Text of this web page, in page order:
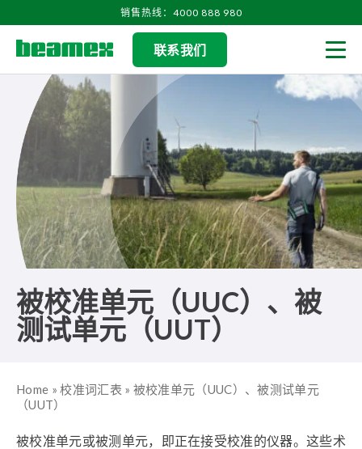
销售热线：4000 888 980
联系我们
被校准单元（UUC）、被
测试单元（UUT）
Home »校准词汇表 » 被校准单元（UUC）、被测试单元
（UUT）
被校准单元或被测单元，即正在接受校准的仪器。这些术